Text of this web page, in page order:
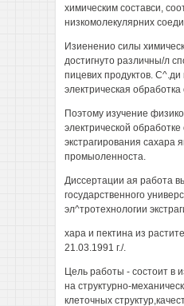
химическим составси,
низкомолекулярних
Изиененио силы
достигнуто различны/л
пицевих продуктов.
электрическая обработка
Поэтому изучение
электрической
экстрагирования сахара
промыоленноста.
Диссертации ая работа
государственного
эл^тротехнологии
хара и пектина из
21.03.1991 г./.
Цель работы - состоит в
на структурно-
клеточных